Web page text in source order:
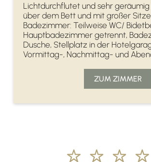
Lichtdurchflutet und sehr
über dem Bett und mit großer
Badezimmer: Teilweise WC/
Hauptbadezimmer getrennt,
Dusche, Stellplatz in der
Vormittag-, Nachmittag- und
ZUM ZIMMER